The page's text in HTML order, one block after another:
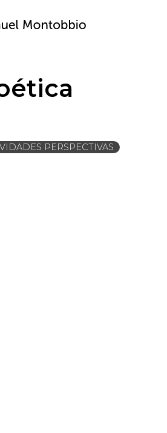
PERSPECTIVAS